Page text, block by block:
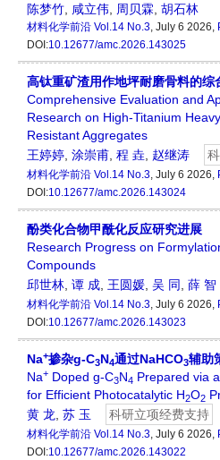
陈梦竹
咸立伟 周贝霖 胡石林
材料化学前沿 Vol.14 No.3, July 6 2026,
DOI:10.12677/amc.2026.143025
高钛重矿渣用作地坪耐磨骨料的综
Comprehensive Evaluation and
Research on High-Titanium
Resistant Aggregates
王婷婷 涂崇甫 程 垚 赵继涛
材料化学前沿 Vol.14 No.3, July 6 2026,
DOI:10.12677/amc.2026.143024
酚类化合物甲酰化反应研究进展
Research Progress on
Compounds
邱世林 谭 成 王圆媛 吴 同 薛 智
材料化学前沿 Vol.14 No.3, July 6 2026,
DOI:10.12677/amc.2026.143023
Na+掺杂g-C3N4通过NaHCO3辅助
Na+ Doped g-C3N4 Prepared via
for Efficient Photocatalytic H2O2
黄 龙 苏 玉 科研立项经费支持
材料化学前沿 Vol.14 No.3, July 6 2026,
DOI:10.12677/amc.2026.143022